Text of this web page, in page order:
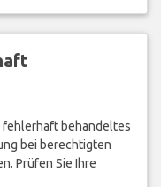
fehlerhaft behandeltes
bei berechtigten
Prüfen Sie Ihre